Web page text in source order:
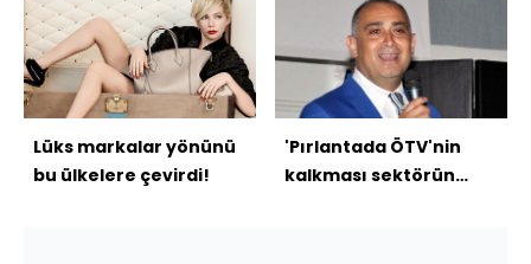
Lüks markalar yönünü
bu ülkelere çevirdi!
'Pırlantada ÖTV'nin
kalkması sektörün